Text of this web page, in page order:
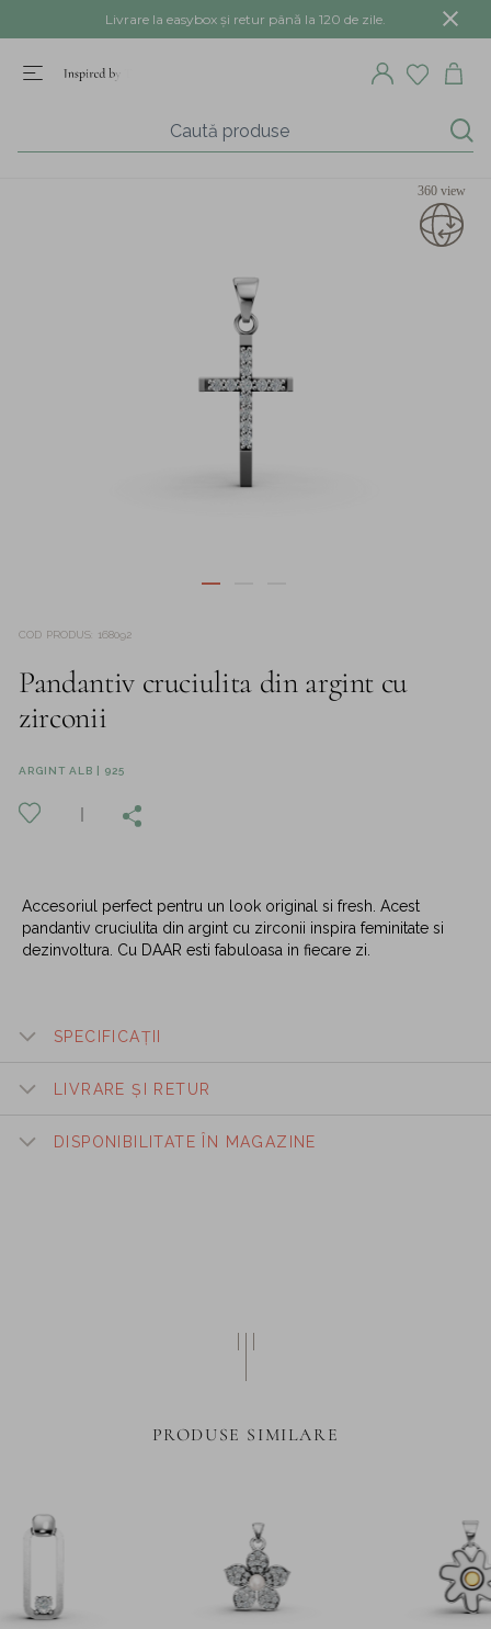
Livrare la easybox și retur până la 120 de zile.
360 view
COD PRODUS 168092
Pandantiv cruciulita din argint cu
zirconii
ARGINT ALB | 925
Accesoriul perfect pentru un look original si fresh. Acest
pandantiv cruciulita din argint cu zirconii inspira feminitate si
dezinvoltura. Cu DAAR esti fabuloasa in fiecare zi.
SPECIFICAȚII
LIVRARE ȘI RETUR
DISPONIBILITATE ÎN MAGAZINE
PRODUSE SIMILARE